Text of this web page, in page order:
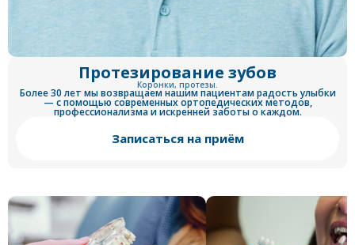
Протезирование зубов
Коронки, протезы.
Более 30 лет мы возвращаем нашим пациентам радость улыбки
— с помощью современных ортопедических методов,
профессионализма и искренней заботы о каждом.
Записаться на приём